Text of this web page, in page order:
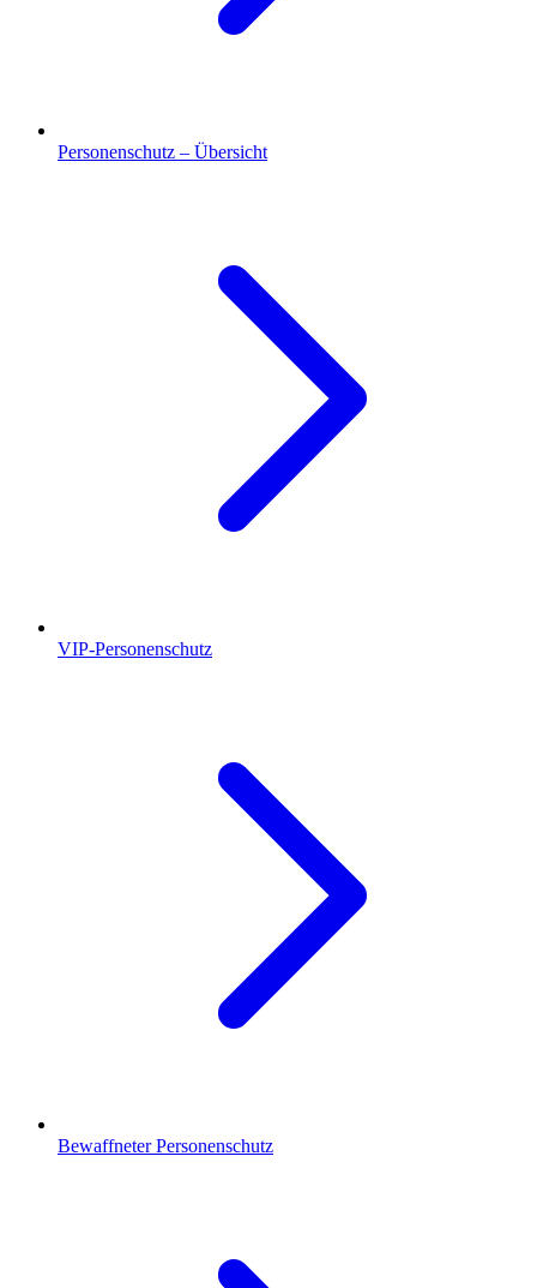
Personenschutz – Übersicht
VIP-Personenschutz
Bewaffneter Personenschutz